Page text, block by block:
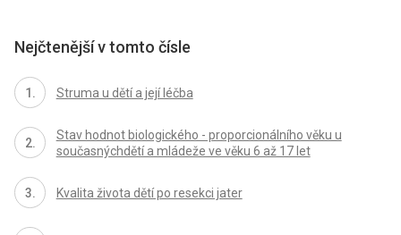
Nejčtenější v tomto čísle
Struma u dětí a její léčba
Stav hodnot biologického - proporcionálního věku u
současnýchdětí a mládeže ve věku 6 až 17 let
Kvalita života dětí po resekci jater